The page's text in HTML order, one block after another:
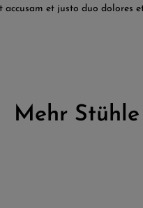
et justo duo dolores
Mehr Stühle